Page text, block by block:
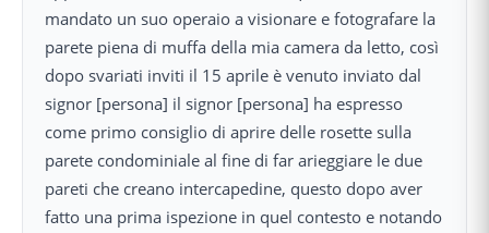
mandato un suo operaio a visionare e fotografare la
parete piena di muffa della mia camera da letto, così
dopo svariati inviti il 15 aprile è venuto inviato dal
signor [persona] il signor [persona] ha espresso
come primo consiglio di aprire delle rosette sulla
parete condominiale al fine di far arieggiare le due
pareti che creano intercapedine, questo dopo aver
fatto una prima ispezione in quel contesto e notando